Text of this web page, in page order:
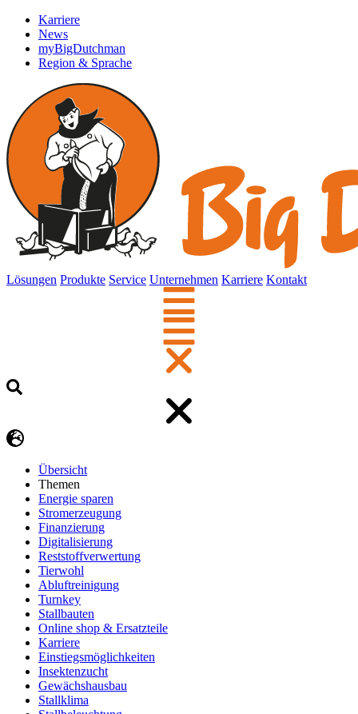
Karriere
News
myBigDutchman
Region & Sprache
Lösungen Produkte Service Unternehmen Karriere Kontakt
Übersicht
Themen
Energie sparen
Stromerzeugung
Finanzierung
Digitalisierung
Reststoffverwertung
Tierwohl
Abluftreinigung
Turnkey
Stallbauten
Online shop & Ersatzteile
Karriere
Einstiegsmöglichkeiten
Insektenzucht
Gewächshausbau
Stallklima